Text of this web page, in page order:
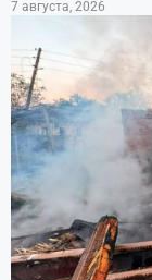
7 августа, 2026